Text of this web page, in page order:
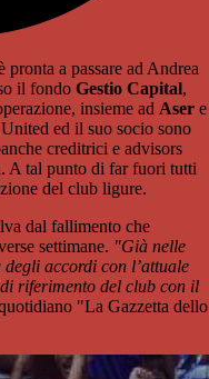
pronta a passare ad Andrea
il fondo Gestio Capital,
insieme ad Aser e
ed il suo socio sono
creditrici e advisors
A tal punto di far fuori tutti
del club ligure.
dal fallimento che
settimane. "Già nelle
accordi con l’attuale
riferimento del club con il
"La Gazzetta dello